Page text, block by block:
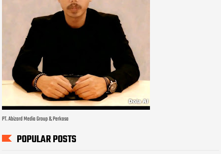
PT. Abizard Media Group & Perkasa
POPULAR POSTS